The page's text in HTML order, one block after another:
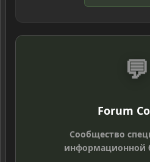
💬
Forum
Сообщество
информационной